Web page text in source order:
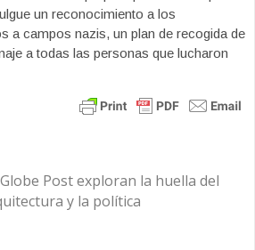
un reconocimiento a los
a campos nazis, un plan de recogida de
a todas las personas que lucharon
Post exploran la huella del
y la política